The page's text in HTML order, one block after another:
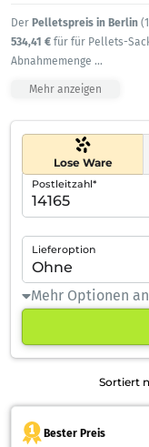
Der Pelletspreis in Berlin
534,41 € für für Pellets-
Abnahmemenge ...
Mehr anzeigen
Lose Ware
Postleitzahl*
Lieferoption
Mehr Optionen
Sortiert
Bester Preis